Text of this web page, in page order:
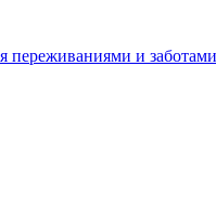
переживаниями и